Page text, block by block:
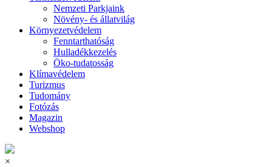
Nemzeti Parkjaink
Növény- és állatvilág
Környezetvédelem
Fenntarthatóság
Hulladékkezelés
Öko-tudatosság
Klímavédelem
Turizmus
Tudomány
Fotózás
Magazin
Webshop
×